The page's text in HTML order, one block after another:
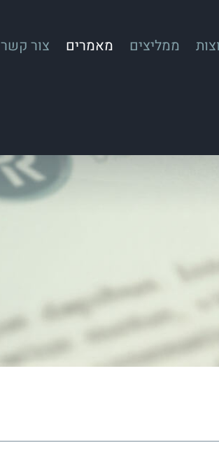
ממליצים מאמרים צור קשר